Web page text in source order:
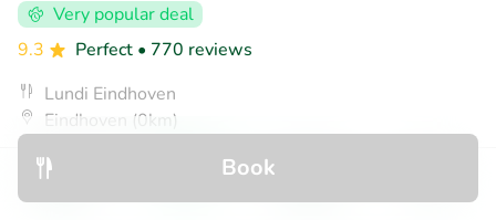
Book
Very popular deal
9.3
Perfect • 770 reviews
Lundi Eindhoven
Eindhoven (0km)
Sold: 560